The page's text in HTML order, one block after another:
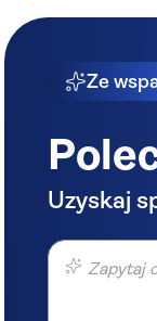
Hostel
City
Ze
Uzyskaj
Zapytaj o